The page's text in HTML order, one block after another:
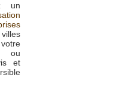
un
ou
et